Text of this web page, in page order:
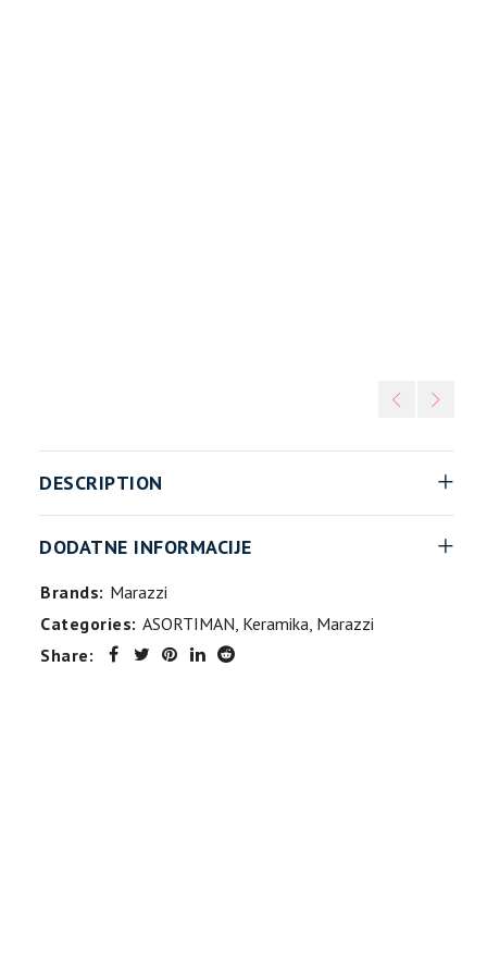
DESCRIPTION
DODATNE INFORMACIJE
Brands: Marazzi
Categories: ASORTIMAN, Keramika, Marazzi
Share: